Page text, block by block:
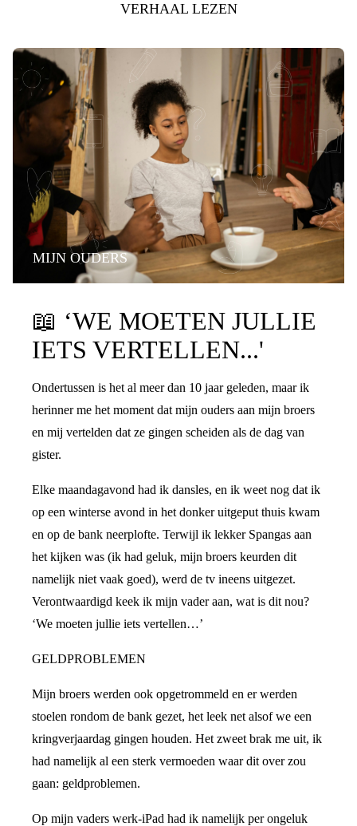
VERHAAL LEZEN
MIJN OUDERS
📖 ‘WE MOETEN JULLIE
IETS VERTELLEN...'
Ondertussen is het al meer dan 10 jaar geleden, maar ik
herinner me het moment dat mijn ouders aan mijn broers
en mij vertelden dat ze gingen scheiden als de dag van
gister.
Elke maandagavond had ik dansles, en ik weet nog dat ik
op een winterse avond in het donker uitgeput thuis kwam
en op de bank neerplofte. Terwijl ik lekker Spangas aan
het kijken was (ik had geluk, mijn broers keurden dit
namelijk niet vaak goed), werd de tv ineens uitgezet.
Verontwaardigd keek ik mijn vader aan, wat is dit nou?
‘We moeten jullie iets vertellen…’
GELDPROBLEMEN
Mijn broers werden ook opgetrommeld en er werden
stoelen rondom de bank gezet, het leek net alsof we een
kringverjaardag gingen houden. Het zweet brak me uit, ik
had namelijk al een sterk vermoeden waar dit over zou
gaan: geldproblemen.
Op mijn vaders werk-iPad had ik namelijk per ongeluk